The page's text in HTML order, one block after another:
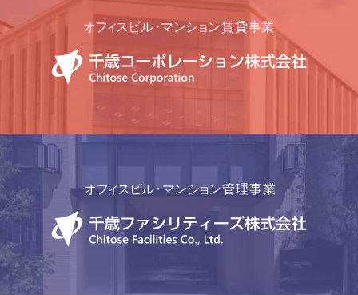
詳しく見る
詳しく見る